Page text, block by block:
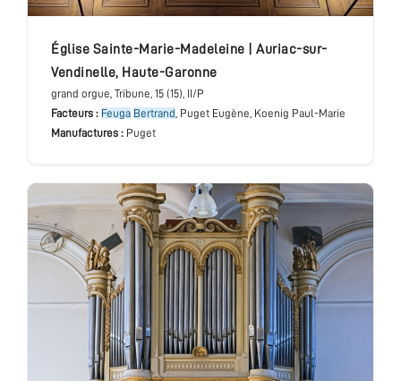
église Sainte-Marie-Madeleine
Auriac-sur-
Vendinelle, Haute-Garonne
grand orgue, Tribune, 15 (15), II/P
Facteurs : Feuga Bertrand, Puget Eugène, Koenig Paul-Marie
Manufactures : Puget